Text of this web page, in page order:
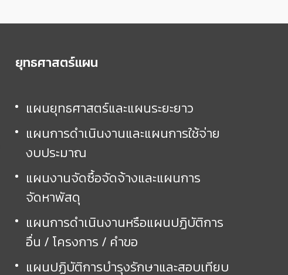
ยุทธศาสตร์แผน
แผนยุทธศาสตร์และแผนระยะยาว
แผนการดำเนินงานและแผนการใช้จ่าย
งบประมาณ
แผนงานจัดซื้อจัดจ้างและแผนการ
จัดหาพัสดุ
แผนการดำเนินงานหรือแผนปฏิบัติการ
อื่น / โครงการ / คำขอ
แผนปฏิบัติการบำรุงรักษาและสอบเทียบ